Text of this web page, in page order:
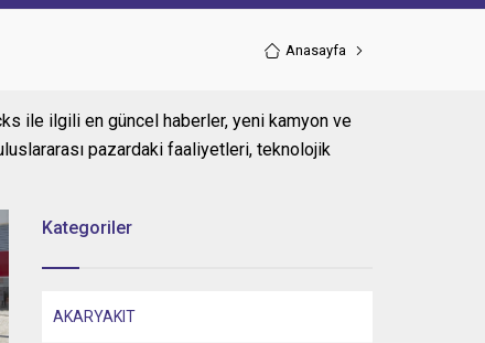
Anasayfa
ile ilgili en güncel haberler, yeni kamyon ve
pazardaki faaliyetleri, teknolojik
Kategoriler
AKARYAKIT